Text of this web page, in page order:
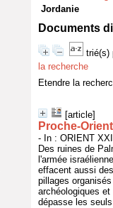
Jordanie
Documents
trié(s)
la recherche
Etendre la
[article]
Proche-
- In : ORIENT
Des ruines de
l'armée
effacent aussi
pillages
archéologiques
dépasse les